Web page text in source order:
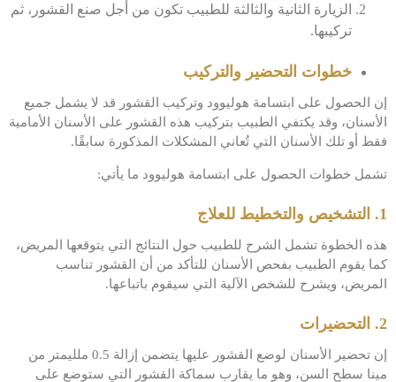
الزيارة الثانية والثالثة للطبيب تكون من أجل صنع القشور، ثم
تركيبها.
خطوات التحضير والتركيب
إن الحصول على ابتسامة هوليوود وتركيب القشور قد لا يشمل جميع
الأسنان، وقد يكتفي الطبيب بتركيب هذه القشور على الأسنان الأمامية
فقط أو تلك الأسنان التي تُعاني المشكلات المذكورة سابقًا.
تشمل خطوات الحصول على ابتسامة هوليوود ما يأتي:
1. التشخيص والتخطيط للعلاج
هذه الخطوة تشمل الشرح للطبيب حول النتائج التي يتوقعها المريض،
كما يقوم الطبيب بفحص الأسنان للتأكد من أن القشور تناسب
المريض، ويشرح للشخص الآلية التي سيقوم باتباعها.
2. التحضيرات
إن تحضير الأسنان لوضع القشور عليها يتضمن إزالة 0.5 ملليمتر من
مينا سطح السن، وهو ما يقارب سماكة القشور التي ستوضع على